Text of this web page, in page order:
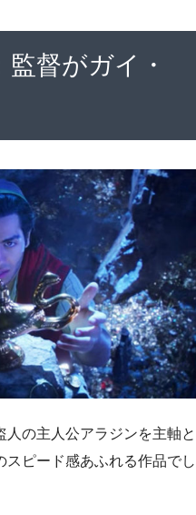
督がガイ・
人の主人公アラジンを主軸と
ピード感あふれる作品でし